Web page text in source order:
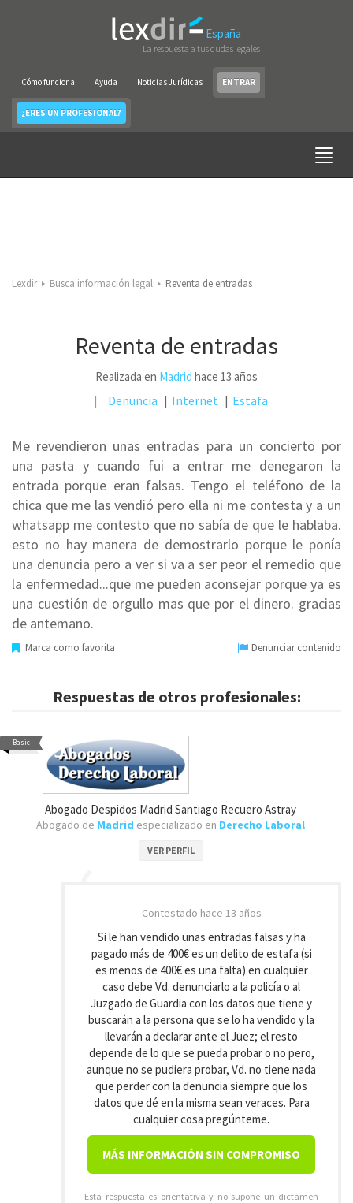
España
La respuesta a tus dudas legales
Cómo funciona Ayuda Noticias Jurídicas ENTRAR
¿ERES UN PROFESIONAL?
Lexdir Busca información legal Reventa de entradas
Reventa de entradas
Realizada en Madrid hace 13 años
Denuncia Internet Estafa
Me revendieron unas entradas para un concierto por
una pasta y cuando fui a entrar me denegaron la
entrada porque eran falsas. Tengo el teléfono de la
chica que me las vendió pero ella ni me contesta y a un
whatsapp me contesto que no sabía de que le hablaba.
esto no hay manera de demostrarlo porque le ponía
una denuncia pero a ver si va a ser peor el remedio que
la enfermedad...que me pueden aconsejar porque ya es
una cuestión de orgullo mas que por el dinero. gracias
de antemano.
Marca como favorita Denunciar contenido
Respuestas de otros profesionales:
Basic
Abogado Despidos Madrid Santiago Recuero Astray
Abogado de Madrid especializado en Derecho Laboral
VER PERFIL
Contestado hace 13 años
Si le han vendido unas entradas falsas y ha
pagado más de 400€ es un delito de estafa (si
es menos de 400€ es una falta) en cualquier
caso debe Vd. denunciarlo a la policía o al
Juzgado de Guardia con los datos que tiene y
buscarán a la persona que se lo ha vendido y la
llevarán a declarar ante el Juez; el resto
depende de lo que se pueda probar o no pero,
aunque no se pudiera probar, Vd. no tiene nada
que perder con la denuncia siempre que los
datos que dé en la misma sean veraces. Para
cualquier cosa pregúnteme.
MÁS INFORMACIÓN SIN COMPROMISO
Esta respuesta es orientativa y no supone un dictamen